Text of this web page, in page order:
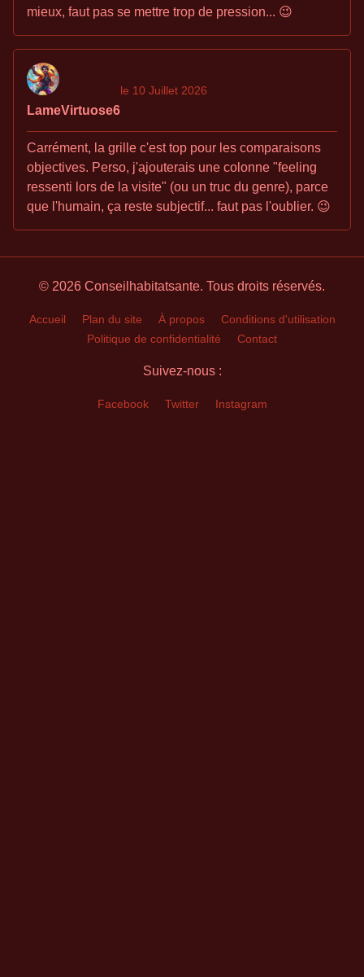
mieux, faut pas se mettre trop de pression... 😉
LameVirtuose6
le 10 Juillet 2026
Carrément, la grille c'est top pour les comparaisons
objectives. Perso, j'ajouterais une colonne "feeling
ressenti lors de la visite" (ou un truc du genre), parce
que l'humain, ça reste subjectif... faut pas l'oublier. 😉
© 2026 Conseilhabitatsante. Tous droits réservés.
Accueil Plan du site À propos
Conditions d'utilisation
Politique de confidentialité
Contact
Suivez-nous :
Facebook Twitter Instagram